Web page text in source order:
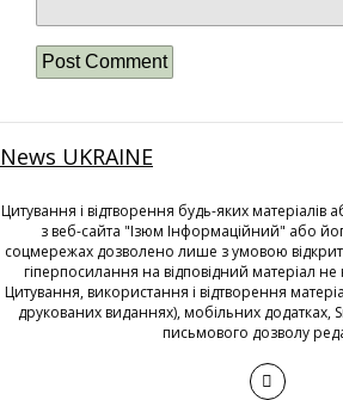
News UKRAINE
Цитування і відтворення будь-яких матеріалів
з веб-сайта "Ізюм Інформаційний" або
соцмережах дозволено лише з умовою
гіперпосилання на відповідний матеріал
Цитування, використання і відтворення
друкованих виданнях), мобільних додатках,
письмового дозволу